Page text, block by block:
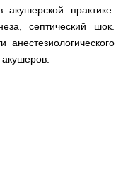
практике:
септический шок.